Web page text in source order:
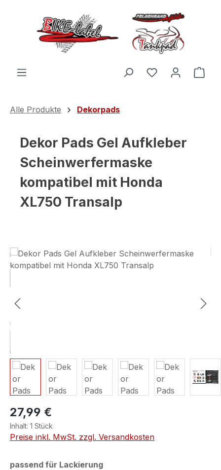
Zum Hauptinhalt springen
Du hast 0
Alle Produkte Dekorpads
Dekor Pads Gel Aufkleber
Scheinwerfermaske
kompatibel mit Honda
XL750 Transalp
Bildergalerie überspringen
27,99 €
Inhalt: 1 Stück
Preise inkl. MwSt. zzgl. Versandkosten
passend für Lackierungauswählen